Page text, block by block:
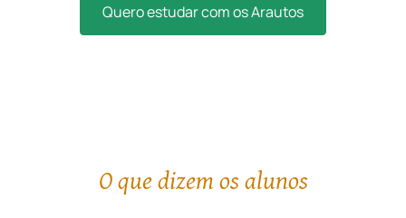
Quero estudar com os Arautos
O que dizem os alunos